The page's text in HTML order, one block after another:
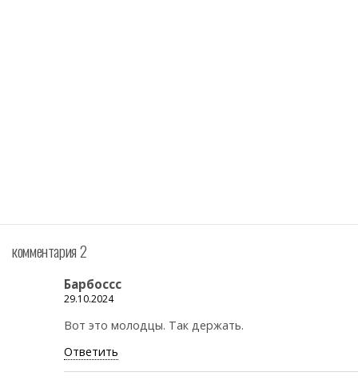
комментария 2
Барбоссс
29.10.2024
Вот это молодцы. Так держать.
Ответить